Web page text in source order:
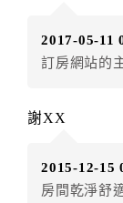
第七條（甲方
甲方解約時
者，得請求乙
達者，得請求
三、甲方解約
2017-05-11
訂房網站的
謝XX
2015-12-15
房間乾淨舒